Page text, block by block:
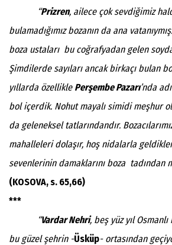
“Prizren, ailece çok sevdiğimiz
bulamadığımız bozanın da ana vatanıymış.
boza ustaları bu coğrafyadan gelen
Şimdilerde sayıları ancak birkaçı bulan
yıllarda özellikle Perşembe Pazarı’nda
bol içerdik. Nohut mayalı simidi meşhur
da geleneksel tatlarındandır.
mahalleleri dolaşır, hoş nidalarla
sevenlerinin damaklarını boza tadından
(KOSOVA, s. 65,66)
***
“Vardar Nehri, beş yüz yıl
bu güzel şehrin -Üsküp- ortasından